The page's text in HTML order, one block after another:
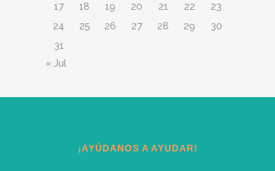
17
18 19 20 21 22
23
24
25 26 27 28 29
30
31
« Jul
¡AYÚDANOS A AYUDAR!